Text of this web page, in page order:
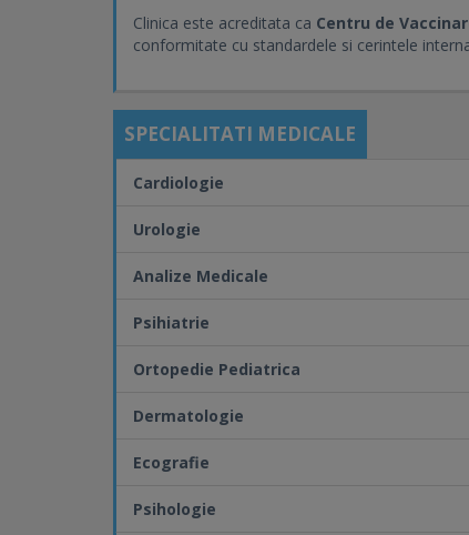
Clinica este acreditata ca Centru de
conformitate cu standardele si cerintele
SPECIALITATI MEDICALE
Cardiologie
Urologie
Analize Medicale
Psihiatrie
Ortopedie Pediatrica
Dermatologie
Ecografie
Psihologie